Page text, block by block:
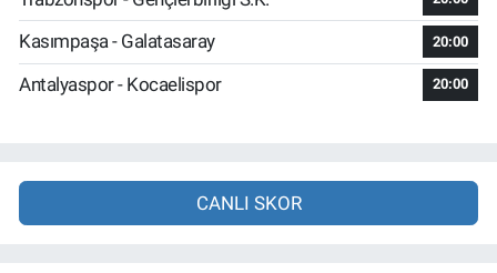
Kasımpaşa - Galatasaray 20:00
Antalyaspor - Kocaelispor 20:00
CANLI SKOR